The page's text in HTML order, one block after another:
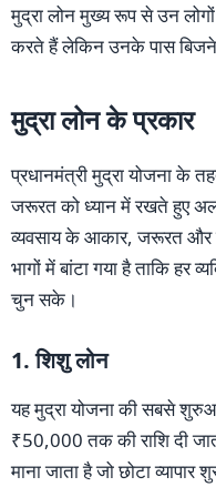
मुद्रा लोन मुख्य रूप से उन लोगों
करते हैं लेकिन उनके पास बिजनेस
मुद्रा लोन के प्रकार
प्रधानमंत्री मुद्रा योजना के
जरूरत को ध्यान में रखते हुए
व्यवसाय के आकार, जरूरत और
भागों में बांटा गया है ताकि हर
चुन सके।
1. शिशु लोन
यह मुद्रा योजना की सबसे
₹50,000 तक की राशि दी
माना जाता है जो छोटा